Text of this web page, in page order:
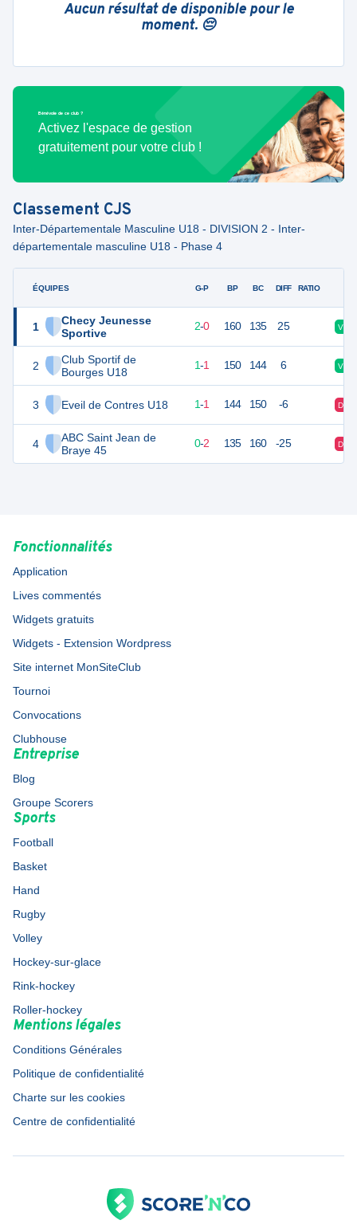
Aucun résultat de disponible pour le
moment. 😔
Bénévole de ce club ?
Activez l'espace de gestion
gratuitement pour votre club !
Classement CJS
Inter-Départementale Masculine U18 - DIVISION 2 - Inter-
départementale masculine U18 - Phase 4
ÉQUIPES
1
Checy Jeunesse
Sportive
2
Club Sportif de
Bourges U18
3 Eveil de Contres U18
4
ABC Saint Jean de
Braye 45
G-P BP BC DIFF RATIO
4 2-0 160 135 25 V
1-1 150 144 6 V
3 1-1 144 150 -6 D
2 0-2 135 160 -25 D
Fonctionnalités
Application
Lives commentés
Widgets gratuits
Widgets - Extension Wordpress
Site internet MonSiteClub
Tournoi
Convocations
Clubhouse
Entreprise
Blog
Groupe Scorers
Sports
Football
Basket
Hand
Rugby
Volley
Hockey-sur-glace
Rink-hockey
Roller-hockey
Mentions légales
Conditions Générales
Politique de confidentialité
Charte sur les cookies
Centre de confidentialité